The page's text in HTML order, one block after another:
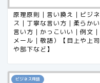
原理原則｜言い換え｜ビジネ
ス｜丁寧な言い方｜柔らかい
言い方｜かっこいい｜例文｜
メール｜敬語）【目上や上司
や部下など】
ビジネス用語